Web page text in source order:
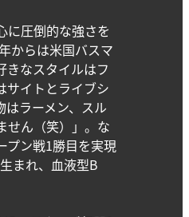
に圧倒的な強さを
からは米国バスマ
きなスタイルはフ
サイトとライブシ
はラーメン、スル
せん（笑）」。な
プン戦1勝目を実現
まれ、血液型B